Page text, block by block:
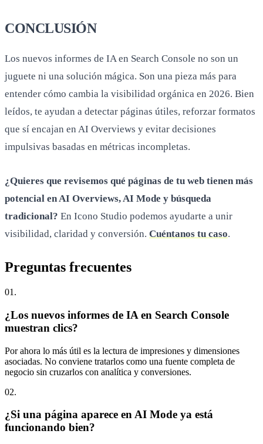
CONCLUSIÓN
Los nuevos informes de IA en Search Console no son un
juguete ni una solución mágica. Son una pieza más para
entender cómo cambia la visibilidad orgánica en 2026. Bien
leídos, te ayudan a detectar páginas útiles, reforzar formatos
que sí encajan en AI Overviews y evitar decisiones
impulsivas basadas en métricas incompletas.
¿Quieres que revisemos qué páginas de tu web tienen más
potencial en AI Overviews, AI Mode y búsqueda
tradicional? En Icono Studio podemos ayudarte a unir
visibilidad, claridad y conversión. Cuéntanos tu caso.
Preguntas frecuentes
01 .
¿Los nuevos informes de IA en Search Console
muestran clics?
Por ahora lo más útil es la lectura de impresiones y dimensiones
asociadas. No conviene tratarlos como una fuente completa de
negocio sin cruzarlos con analítica y conversiones.
02.
¿Si una página aparece en AI Mode ya está
funcionando bien?